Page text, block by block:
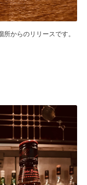
からのリリースです。